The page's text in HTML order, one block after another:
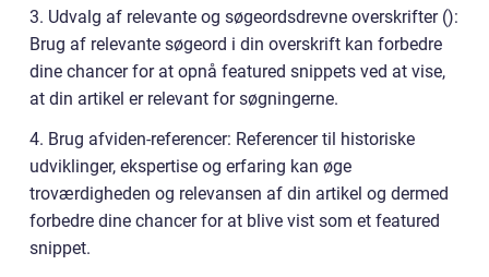
3. Udvalg af relevante og søgeordsdrevne overskrifter ():
Brug af relevante søgeord i din overskrift kan forbedre
dine chancer for at opnå featured snippets ved at vise,
at din artikel er relevant for søgningerne.
4. Brug afviden-referencer: Referencer til historiske
udviklinger, ekspertise og erfaring kan øge
troværdigheden og relevansen af din artikel og dermed
forbedre dine chancer for at blive vist som et featured
snippet.